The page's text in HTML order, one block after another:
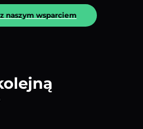
naszym wsparciem